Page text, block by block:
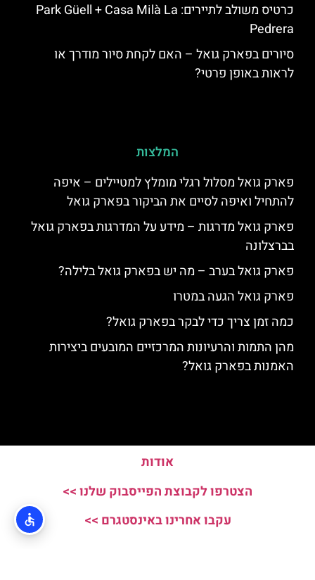
כרטיס משולב לתיירים: Park Güell + Casa Milà La
Pedrera
סיורים בפארק גואל – האם לקחת סיור מודרך או
לראות באופן פרטי?
המלצות
פארק גואל מסלול רגלי מומלץ למטיילים – איפה
להתחיל ואיפה לסיים את הביקור בפארק גואל
פארק גואל מדרגות – מידע על המדרגות בפארק גואל
בברצלונה
פארק גואל בערב – מה יש בפארק גואל בלילה?
פארק גואל הגעה במטרו
כמה זמן צריך כדי לבקר בפארק גואל?
מהן התמות והרעיונות המרכזיים המובעים ביצירות
האמנות בפארק גואל?
אודות
הצטרפו לקבוצת הפייסבוק שלנו >>
עקבו אחרינו באינסטגרם >>